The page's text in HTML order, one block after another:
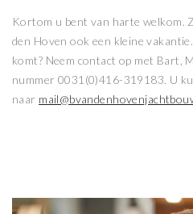
Kortom u bent van harte welkom.
den Hoven ook een kleine
komt? Neem contact op met Bart,
nummer 0031(0)416-319183. U
naar